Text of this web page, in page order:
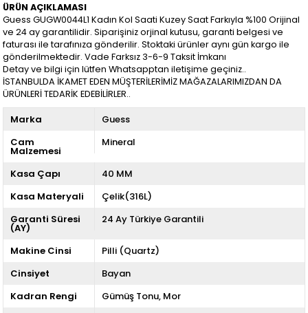
ÜRÜN AÇIKLAMASI
Guess GUGW0044L1 Kadın Kol Saati Kuzey Saat Farkıyla %100 Orijinal
ve 24 ay garantilidir. Siparişiniz orjinal kutusu, garanti belgesi ve
faturası ile tarafınıza gönderilir. Stoktaki ürünler aynı gün kargo ile
gönderilmektedir. Vade Farksız 3-6-9 Taksit İmkanı
Detay ve bilgi için lütfen Whatsapptan iletişime geçiniz..
İSTANBULDA İKAMET EDEN MÜŞTERİLERİMİZ MAĞAZALARIMIZDAN DA
ÜRÜNLERİ TEDARİK EDEBİLİRLER..
Marka
Guess
Cam
Malzemesi
Mineral
Kasa Çapı
40 MM
Kasa Materyali
Çelik(316L)
Garanti Süresi
(AY)
24 Ay Türkiye Garantili
Makine Cinsi
Pilli (Quartz)
Cinsiyet
Bayan
Kadran Rengi
Gümüş Tonu Mor